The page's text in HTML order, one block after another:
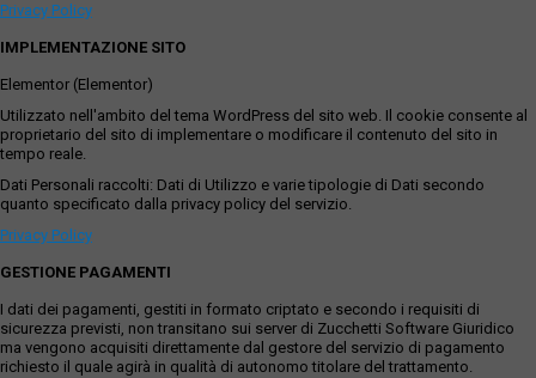
Privacy Policy
IMPLEMENTAZIONE SITO
Elementor (Elementor)
Utilizzato nell'ambito del tema WordPress del sito web. Il cookie consente al
proprietario del sito di implementare o modificare il contenuto del sito in
tempo reale.
Dati Personali raccolti: Dati di Utilizzo e varie tipologie di Dati secondo
quanto specificato dalla privacy policy del servizio.
Privacy Policy
GESTIONE PAGAMENTI
I dati dei pagamenti, gestiti in formato criptato e secondo i requisiti di
sicurezza previsti, non transitano sui server di Zucchetti Software Giuridico
ma vengono acquisiti direttamente dal gestore del servizio di pagamento
richiesto il quale agirà in qualità di autonomo titolare del trattamento.